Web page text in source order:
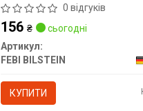
0 відгуків
156₴
сьогодні
Артикул:
FEBI BILSTEIN
КУПИТИ